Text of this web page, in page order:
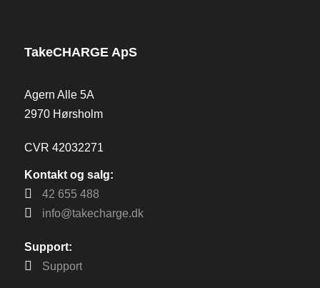
TakeCHARGE ApS
Agern Alle 5A
2970 Hørsholm
CVR 42032271
Kontakt og salg:
42 655 488
info@takecharge.dk
Support:
Support